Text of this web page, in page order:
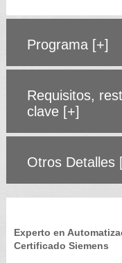
Programa [+]
Requisitos,
clave [+]
Otros Detalles
Experto en
Certificado Siemens